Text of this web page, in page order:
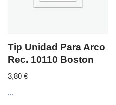
Tip Unidad Para Arco
Rec. 10110 Boston
3,80 €
...